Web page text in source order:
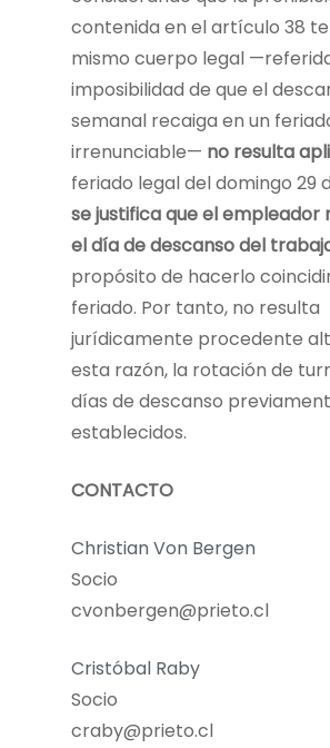
contenida en el artículo 38
mismo cuerpo legal
imposibilidad de que el
semanal recaiga en un
irrenunciable— no resulta
feriado legal del domingo 29
se justifica que el empleador
el día de descanso del
propósito de hacerlo
feriado. Por tanto, no resulta
jurídicamente procedente
esta razón, la rotación de
días de descanso
establecidos.
CONTACTO
Christian Von Bergen
Socio
cvonbergen@prieto.cl
Cristóbal Raby
Socio
craby@prieto.cl